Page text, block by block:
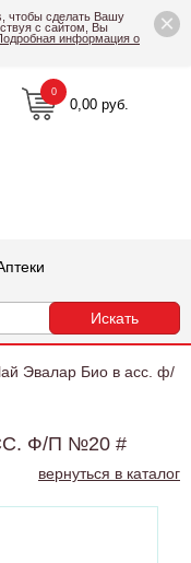
×
чтобы сделать Вашу
с сайтом, Вы
информация о
0,00 руб.
0
Эвалар Био в асс. ф/
Ф/П №20 #
вернуться в каталог